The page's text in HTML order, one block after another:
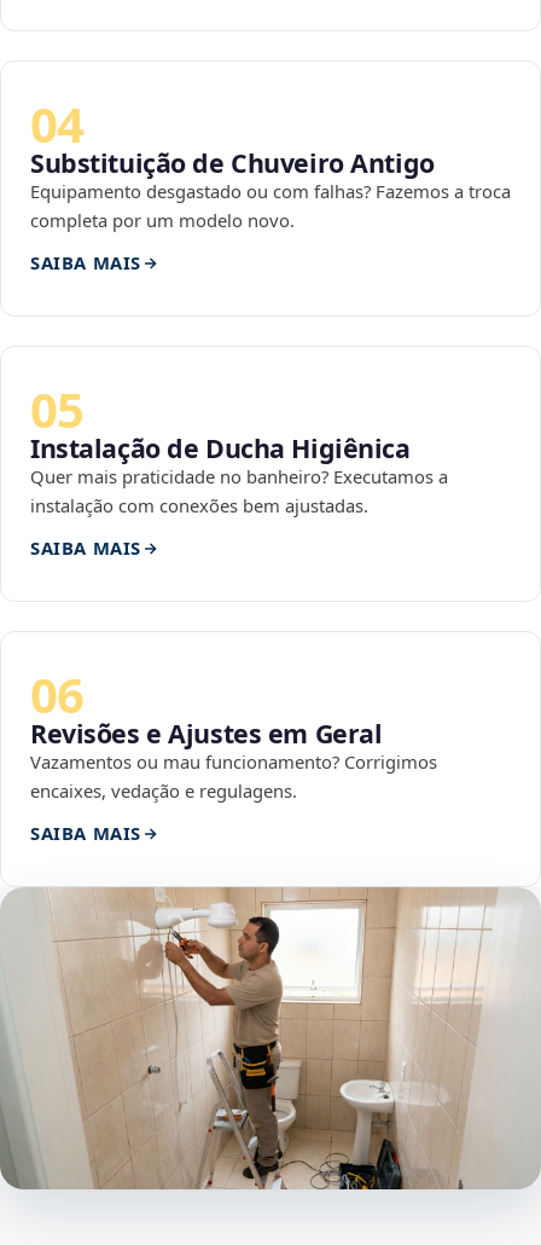
04
Substituição de Chuveiro Antigo
Equipamento desgastado ou com falhas? Fazemos a troca
completa por um modelo novo.
SAIBA MAIS
05
Instalação de Ducha Higiênica
Quer mais praticidade no banheiro? Executamos a
instalação com conexões bem ajustadas.
SAIBA MAIS
06
Revisões e Ajustes em Geral
Vazamentos ou mau funcionamento? Corrigimos
encaixes, vedação e regulagens.
SAIBA MAIS